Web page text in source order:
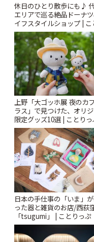
休日のひとり散歩にも♪
エリアで巡る絶品ドーナ
イフスタイルショップ | こ
っぷ
上野「大ゴッホ展 夜のカ
ラス」で見つけた、オリ
限定グッズ10選 | ことり
日本の手仕事の「いま」
った器と雑貨のお店/西荻
「tsugumi」 | ことりっぷ